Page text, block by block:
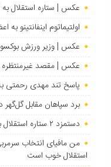
عکس | ستاره استقلال
اولتیماتوم اینفانتینو به
عکس | وزیر ورزش
عکس | مقصد غیرمنتظره
پاسخ تند مهدی رحمتی
برد سپاهان مقابل گل‌گهر
دستمزد ۲ ستاره استقلال برای تمدید مشخص شد
من مافیای انتخاب
استقلال خوب است